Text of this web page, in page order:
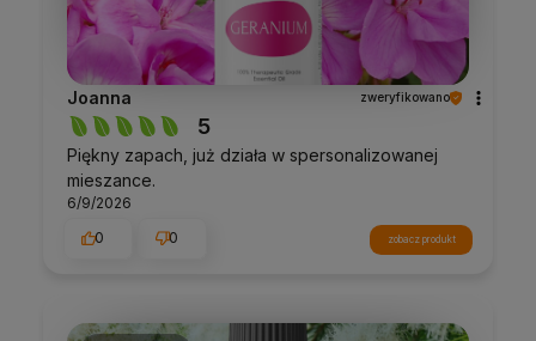
Joanna zweryfikowano
5
Piękny zapach, już działa w spersonalizowanej
mieszance.
6/9/2026
0
0 zobacz produkt